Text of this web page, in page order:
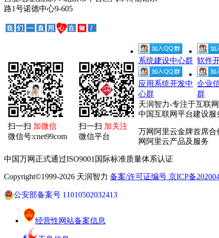
路1号诺德中心9-605
扫一扫 加微信
微信号:cnet99com
扫一扫 加关注
微信平台
系统建设中心群 软件
应用系统开发中
心群
企业
群
天润智力-专注于互联
中国互联网平台建设服
万网阿里云金牌首席
网阿里云产品及服务
中国万网正式通过ISO9001国际标准质量体系认证
Copyright©1999-2026 天润智力 备案/许可证编号 京ICP备
公安部备案号 11010502032413
经营性网站备案信息